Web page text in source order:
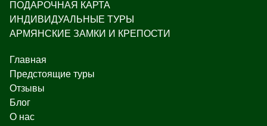
ПОДАРОЧНАЯ КАРТА
ИНДИВИДУАЛЬНЫЕ ТУРЫ
АРМЯНСКИЕ ЗАМКИ И КРЕПОСТИ
Главная
Предстоящие туры
Отзывы
Блог
О нас